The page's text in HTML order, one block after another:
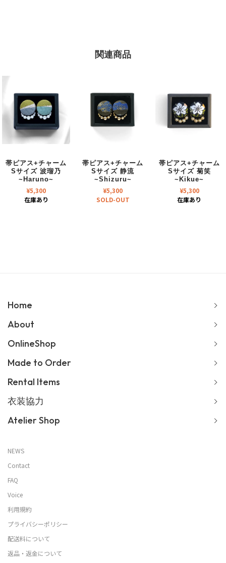
関連商品
帯ピアス+チャーム
Sサイズ 波瑠乃
~Haruno~
¥5,300
在庫あり
帯ピアス+チャーム
Sサイズ 静流
~Shizuru~
¥5,300
SOLD-OUT
帯ピアス+チャーム
Sサイズ 菊笑
~Kikue~
¥5,300
在庫あり
Home
About
OnlineShop
Made to Order
Rental Items
衣装協力
Atelier Shop
NEWS
Contact
FAQ
Voice
利用規約
プライバシーポリシー
配送料について
返品・返金について